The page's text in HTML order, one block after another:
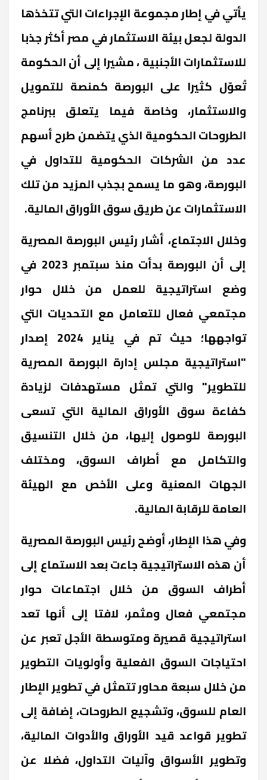
يأتي في إطار مجموعة الإجراءات التي تتخذها
الدولة لجعل بيئة الاستثمار في مصر أكثر جذبا
للاستثمارات الأجنبية ، مشيرا إلى أن الحكومة
تُعوّل كثيرا على البورصة كمنصة للتمويل
والاستثمار، وخاصة فيما يتعلق ببرنامج
الطروحات الحكومية الذي يتضمن طرح أسهم
عدد من الشركات الحكومية للتداول في
البورصة، وهو ما يسمح بجذب المزيد من تلك
الاستثمارات عن طريق سوق الأوراق المالية.
وخلال الاجتماع، أشار رئيس البورصة المصرية
إلى أن البورصة بدأت منذ سبتمبر 2023 في
وضع استراتيجية للعمل من خلال حوار
مجتمعي فعال للتعامل مع التحديات التي
تواجهها؛ حيث تم في يناير 2024 إصدار
"استراتيجية مجلس إدارة البورصة المصرية
للتطوير" والتي تمثل مستهدفات لزيادة
كفاءة سوق الأوراق المالية التي تسعى
البورصة للوصول إليها، من خلال التنسيق
والتكامل مع أطراف السوق، ومختلف
الجهات المعنية وعلى الأخص مع الهيئة
العامة للرقابة المالية.
وفي هذا الإطار، أوضح رئيس البورصة المصرية
أن هذه الاستراتيجية جاءت بعد الاستماع إلى
أطراف السوق من خلال اجتماعات حوار
مجتمعي فعال ومثمر، لافتا إلى أنها تعد
استراتيجية قصيرة ومتوسطة الأجل تعبر عن
احتياجات السوق الفعلية وأولويات التطوير
من خلال سبعة محاور تتمثل في تطوير الإطار
العام للسوق، وتشجيع الطروحات، إضافة إلى
تطوير قواعد قيد الأوراق والأدوات المالية،
وتطوير الأسواق وآليات التداول، فضلا عن